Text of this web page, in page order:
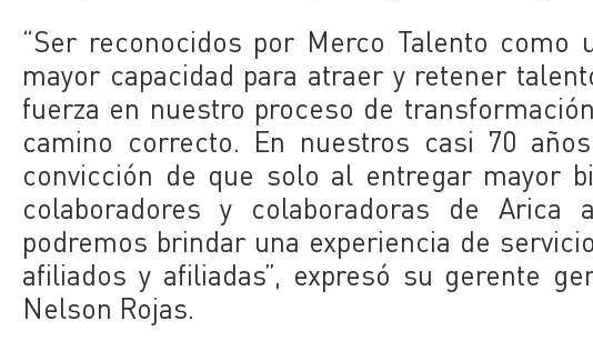
“Ser reconocidos por Merco Talento
mayor capacidad para atraer y retener
fuerza en nuestro proceso de
camino correcto. En nuestros casi 70
convicción de que solo al entregar mayor
colaboradores y colaboradoras de Arica
podremos brindar una experiencia de
afiliados y afiliadas”, expresó su gerente
Nelson Rojas.